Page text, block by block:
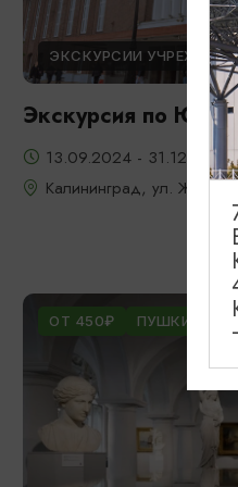
ЭКСКУРСИИ
Экскурсия по
13.09.2024 - 31.12.2026
Калининград, ул.
ОТ 450₽